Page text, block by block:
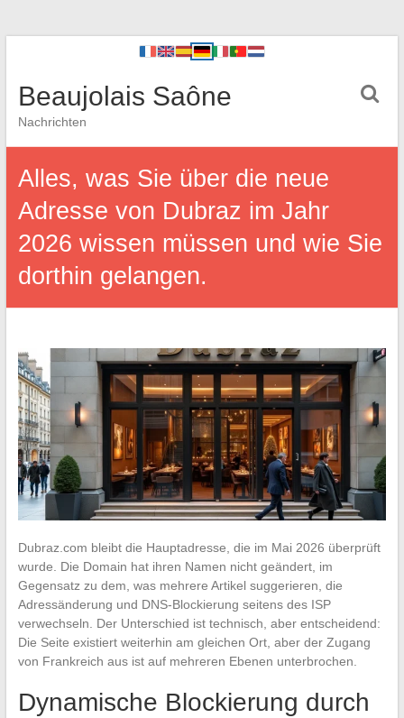
Beaujolais Saône
Nachrichten
Alles, was Sie über die neue
Adresse von Dubraz im Jahr
2026 wissen müssen und wie Sie
dorthin gelangen.
Dubraz.com bleibt die Hauptadresse, die im Mai 2026 überprüft
wurde. Die Domain hat ihren Namen nicht geändert, im
Gegensatz zu dem, was mehrere Artikel suggerieren, die
Adressänderung und DNS-Blockierung seitens des ISP
verwechseln. Der Unterschied ist technisch, aber entscheidend:
Die Seite existiert weiterhin am gleichen Ort, aber der Zugang
von Frankreich aus ist auf mehreren Ebenen unterbrochen.
Dynamische Blockierung durch